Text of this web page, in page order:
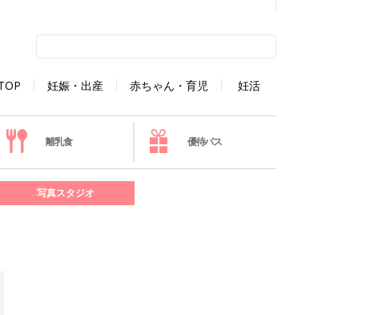
妊娠・出産 赤ちゃん・育児 妊活
離乳食 優待パス
写真スタジオ